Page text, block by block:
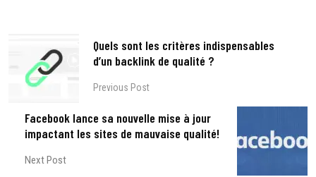
Quels sont les critères indispensables
d’un backlink de qualité ?
Previous Post
Facebook lance sa nouvelle mise à jour
impactant les sites de mauvaise qualité!
Next Post